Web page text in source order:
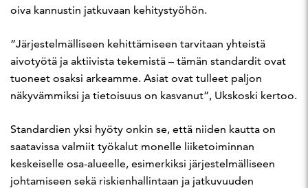
oiva kannustin jatkuvaan kehitystyöhön.
”Järjestelmälliseen kehittämiseen tarvitaan yhteistä
aivotyötä ja aktiivista tekemistä – tämän standardit ovat
tuoneet osaksi arkeamme. Asiat ovat tulleet paljon
näkyvämmiksi ja tietoisuus on kasvanut”, Ukskoski kertoo.
Standardien yksi hyöty onkin se, että niiden kautta on
saatavissa valmiit työkalut monelle liiketoiminnan
keskeiselle osa-alueelle, esimerkiksi järjestelmälliseen
johtamiseen sekä riskienhallintaan ja jatkuvuuden